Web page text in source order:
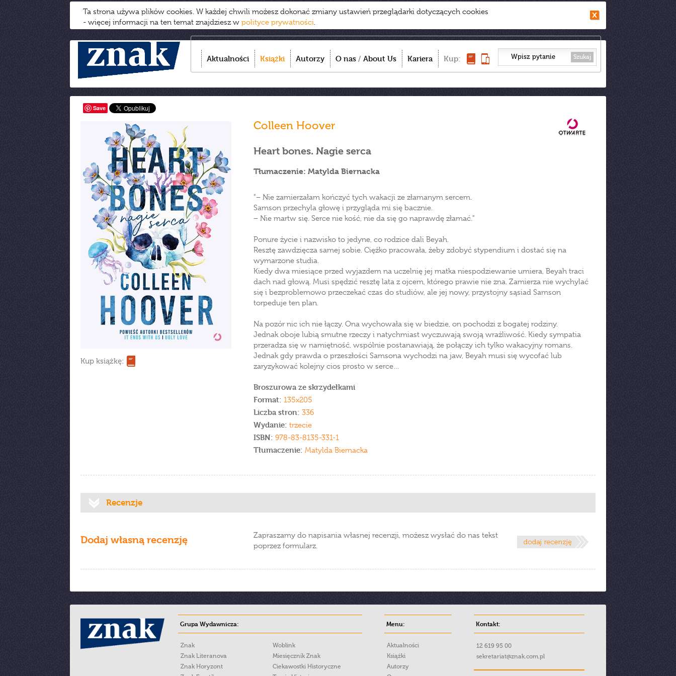
Ta strona używa plików cookies. W każdej chwili możesz dokonać zmiany ustawień przeglądarki dotyczących cookies
- więcej informacji na ten temat znajdziesz w polityce prywatności.
Aktualności Książki Autorzy O nas / About Us Kariera Kup: Szukaj
Save
Kup książkę:
Colleen Hoover
Heart bones. Nagie serca
Tłumaczenie: Matylda Biernacka
"− Nie zamierzałam kończyć tych wakacji ze złamanym sercem.
Samson przechyla głowę i przygląda mi się bacznie.
− Nie martw się. Serce nie kość, nie da się go naprawdę złamać."
Ponure życie i nazwisko to jedyne, co rodzice dali Beyah.
Resztę zawdzięcza samej sobie. Ciężko pracowała, żeby zdobyć stypendium i dostać się na
wymarzone studia.
Kiedy dwa miesiące przed wyjazdem na uczelnię jej matka niespodziewanie umiera, Beyah traci
dach nad głową. Musi spędzić resztę lata z ojcem, którego prawie nie zna. Zamierza nie wychylać
się i bezproblemowo przeczekać czas do studiów, ale jej nowy, przystojny sąsiad Samson
torpeduje ten plan.
Na pozór nic ich nie łączy. Ona wychowała się w biedzie, on pochodzi z bogatej rodziny.
Jednak oboje lubią smutne rzeczy i natychmiast wyczuwają swoją wrażliwość. Kiedy sympatia
przeradza się w namiętność, wspólnie postanawiają, że połączy ich tylko wakacyjny romans.
Jednak gdy prawda o przeszłości Samsona wychodzi na jaw, Beyah musi się wycofać lub
zaryzykować kolejny cios prosto w serce…
Broszurowa ze skrzydełkami
Format: 135x205
Liczba stron: 336
Wydanie: trzecie
ISBN: 978-83-8135-331-1
Tłumaczenie: Matylda Biernacka
Recenzje
Dodaj własną recenzję
Zapraszamy do napisania własnej recenzji, możesz wysłać do nas tekst
poprzez formularz.
Grupa Wydawnicza:
Znak
Znak Literanova
Znak Horyzont
Woblink
Miesięcznik Znak
Ciekawostki Historyczne
Menu:
Aktualności
Książki
Autorzy
Kontakt:
12 619 95 00
sekretariat@znak.com.pl